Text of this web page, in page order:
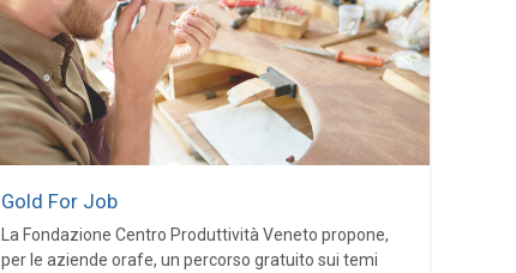
Gold For Job
La Fondazione Centro Produttività Veneto propone,
per le aziende orafe, un percorso gratuito sui temi